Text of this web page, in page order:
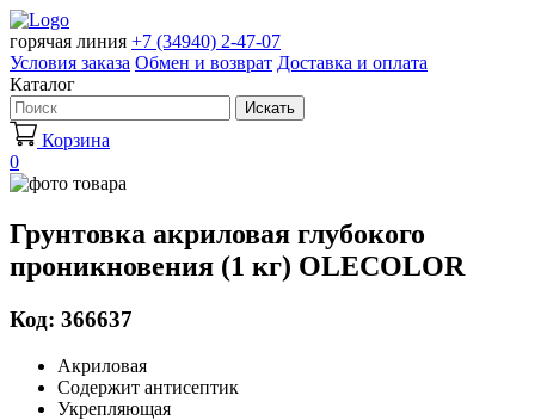
горячая линия +7 (34940) 2-47-07
Условия заказа Обмен и возврат Доставка и оплата
Каталог
Искать
Корзина
0
Грунтовка акриловая глубокого
проникновения (1 кг) OLECOLOR
Код: 366637
Акриловая
Содержит антисептик
Укрепляющая